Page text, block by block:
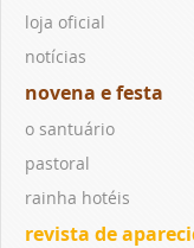
loja oficial
notícias
novena e festa
o santuário
pastoral
rainha hotéis
revista de